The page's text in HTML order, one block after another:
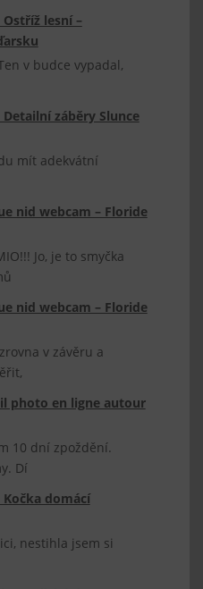
Ostříž lesní –
v budce vypadal,
Detailní záběry Slunce
mít adekvátní
nid webcam – Floride
Jo, je to smyčka
nid webcam – Floride
v závěru a
photo en ligne autour
10 dní zpoždění.
Dí
Kočka domácí
nestihla jsem si